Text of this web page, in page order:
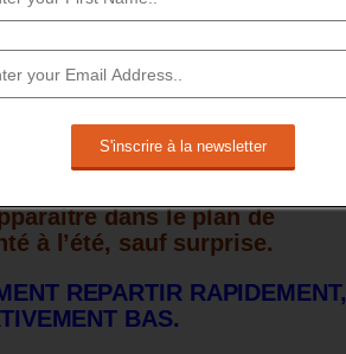
montant annoncé.
fait l’objet de débats entre
l’augmenter pour faire
les emplois.
plan de Relance
enjeu, dans la campagne
dans le plan de
à l’été, sauf surprise.
REPARTIR RAPIDEMENT,
BAS.